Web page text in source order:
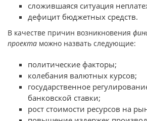
сложившаяся ситуация
дефицит бюджетных средств.
В качестве причин возникновения
проекта можно назвать следующие:
политические факторы;
колебания валютных курсов;
государственное
банковской ставки;
рост стоимости ресурсов на